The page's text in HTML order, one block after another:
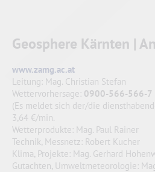
Geosphere Kärnten |
www.zamg.ac.at
Leitung: Mag. Christian Stefan
Wettervorhersage: 0900-566-566-7
(Es meldet sich der/die
3,64 €/min.
Wetterprodukte: Mag. Paul Rainer
Technik, Messnetz: Robert Kucher
Klima, Projekte: Mag. Gerhard
Gutachten, Umweltmeteorologie: